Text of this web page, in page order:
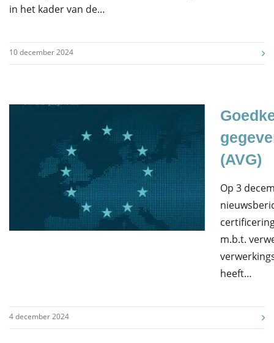
in het kader van de…
10 december 2024
(AVG)
Op 3
m.b.t.
heeft…
4 december 2024